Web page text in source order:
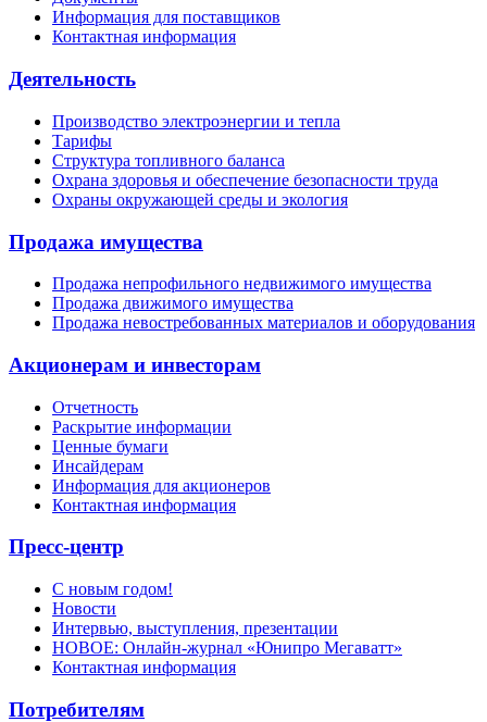
Информация для поставщиков
Контактная информация
Деятельность
Производство электроэнергии и тепла
Тарифы
Структура топливного баланса
Охрана здоровья и обеспечение безопасности труда
Охраны окружающей среды и экология
Продажа имущества
Продажа непрофильного недвижимого имущества
Продажа движимого имущества
Продажа невостребованных материалов и оборудования
Акционерам и инвесторам
Отчетность
Раскрытие информации
Ценные бумаги
Инсайдерам
Информация для акционеров
Контактная информация
Пресс-центр
С новым годом!
Новости
Интервью, выступления, презентации
НОВОЕ: Онлайн-журнал «Юнипро Мегаватт»
Контактная информация
Потребителям